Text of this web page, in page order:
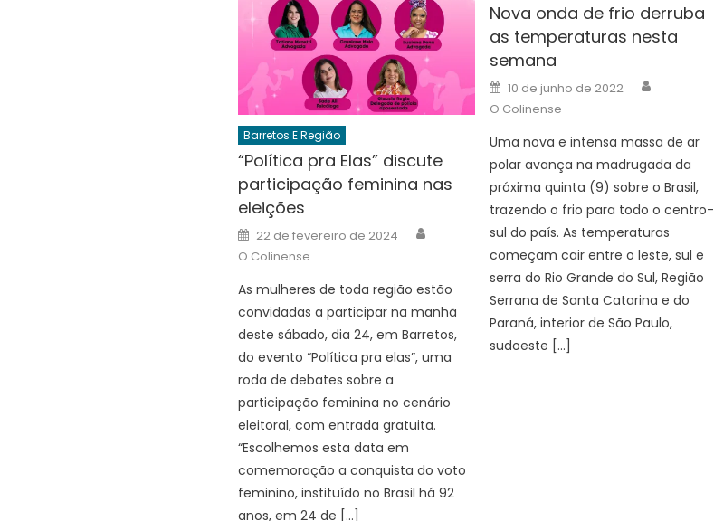
Barretos E Região
“Política pra Elas” discute
participação feminina nas
eleições
Posted
on
22 de fevereiro de 2024
O Colinense
As mulheres de toda região estão
convidadas a participar na manhã
deste sábado, dia 24, em Barretos,
do evento “Política pra elas”, uma
roda de debates sobre a
participação feminina no cenário
eleitoral, com entrada gratuita.
“Escolhemos esta data em
comemoração a conquista do voto
feminino, instituído no Brasil há 92
anos, em 24 de […]
Nova onda de frio derruba
as temperaturas nesta
semana
Posted
on
10 de junho de 2022
O Colinense
Uma nova e intensa massa de ar
polar avança na madrugada da
próxima quinta (9) sobre o Brasil,
trazendo o frio para todo o centro-
sul do país. As temperaturas
começam cair entre o leste, sul e
serra do Rio Grande do Sul, Região
Serrana de Santa Catarina e do
Paraná, interior de São Paulo,
sudoeste […]